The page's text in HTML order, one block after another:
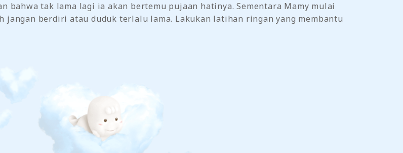
bahwa tak lama lagi ia akan bertemu pujaan hatinya. Sementara Mamy mulai
jangan berdiri atau duduk terlalu lama. Lakukan latihan ringan yang membantu